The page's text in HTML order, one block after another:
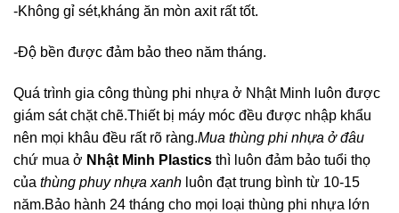
-Không gỉ sét,kháng ăn mòn axit rất tốt.
-Độ bền được đảm bảo theo năm tháng.
Quá trình gia công thùng phi nhựa ở Nhật Minh luôn được
giám sát chặt chẽ.Thiết bị máy móc đều được nhập khẩu
nên mọi khâu đều rất rõ ràng.Mua thùng phi nhựa ở đâu
chứ mua ở Nhật Minh Plastics thì luôn đảm bảo tuổi thọ
của thùng phuy nhựa xanh luôn đạt trung bình từ 10-15
năm.Bảo hành 24 tháng cho mọi loại thùng phi nhựa lớn